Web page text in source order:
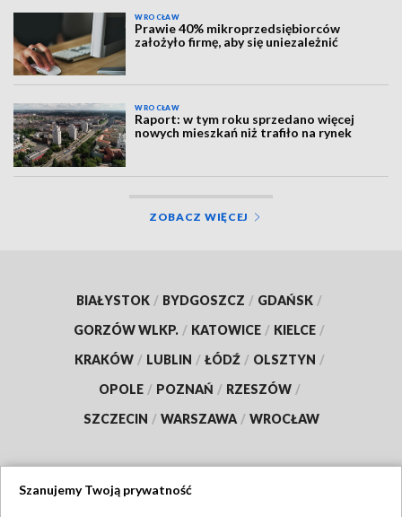
WROCŁAW
Prawie 40% mikroprzedsiębiorców
założyło firmę, aby się uniezależnić
WROCŁAW
Raport: w tym roku sprzedano więcej
nowych mieszkań niż trafiło na rynek
ZOBACZ WIĘCEJ
BIAŁYSTOK / BYDGOSZCZ / GDAŃSK /
GORZÓW WLKP. / KATOWICE / KIELCE /
KRAKÓW / LUBLIN / ŁÓDŹ / OLSZTYN /
OPOLE / POZNAŃ / RZESZÓW /
SZCZECIN / WARSZAWA / WROCŁAW
Szanujemy Twoją prywatność